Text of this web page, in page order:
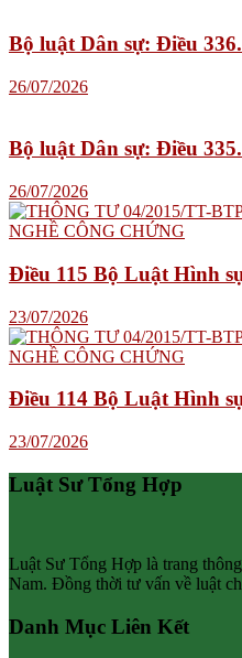
Bộ luật Dân sự: Điều
26/07/2026
Bộ luật Dân sự: Điều
26/07/2026
Điều 115 Bộ Luật Hình
23/07/2026
Điều 114 Bộ Luật Hình
23/07/2026
Luật Sư Tổng Hợp
Luật Sư Tổng Hợp là trang
Nam. Đồng thời tư vấn về luật
Danh Mục Liên Kết